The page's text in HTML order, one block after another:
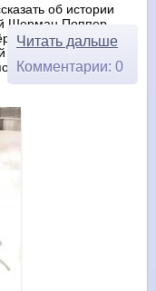
об истории
Шерман Поппер
(snurfer). Тем не
доски было нельзя,
доску на
Читать дальше
Комментарии: 0